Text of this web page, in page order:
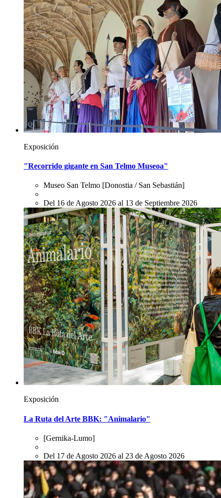
Exposición
"Recorrido gigante en San Telmo Museoa"
Museo San Telmo [Donostia / San Sebastián]
Del 16 de Agosto 2026 al 13 de Septiembre 2026
Exposición
La Ruta del Arte BBK: "Animalario"
[Gernika-Lumo]
Del 17 de Agosto 2026 al 23 de Agosto 2026